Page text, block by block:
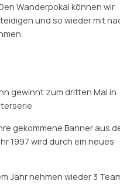
Wanderpokal können wir
und so wieder mit
gewinnt zum dritten Mal in
gekommene Banner aus
1997 wird durch ein neues
Jahr nehmen wieder 3